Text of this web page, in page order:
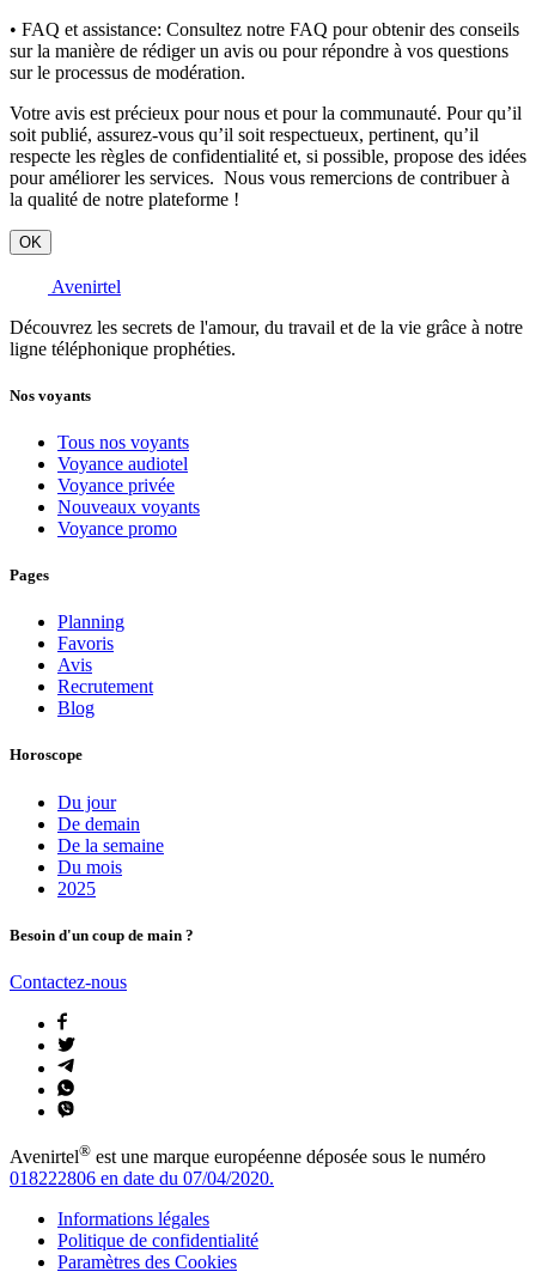
• FAQ et assistance: Consultez notre FAQ pour obtenir des conseils
sur la manière de rédiger un avis ou pour répondre à vos questions
sur le processus de modération.
Votre avis est précieux pour nous et pour la communauté. Pour qu’il
soit publié, assurez-vous qu’il soit respectueux, pertinent, qu’il
respecte les règles de confidentialité et, si possible, propose des idées
pour améliorer les services. Nous vous remercions de contribuer à
la qualité de notre plateforme !
OK
Avenirtel
Découvrez les secrets de l'amour, du travail et de la vie grâce à notre
ligne téléphonique prophéties.
Nos voyants
Tous nos voyants
Voyance audiotel
Voyance privée
Nouveaux voyants
Voyance promo
Pages
Planning
Favoris
Avis
Recrutement
Blog
Horoscope
Du jour
De demain
De la semaine
Du mois
2025
Besoin d'un coup de main ?
Contactez-nous
Avenirtel® est une marque européenne déposée sous le numéro
018222806 en date du 07/04/2020.
Informations légales
Politique de confidentialité
Paramètres des Cookies